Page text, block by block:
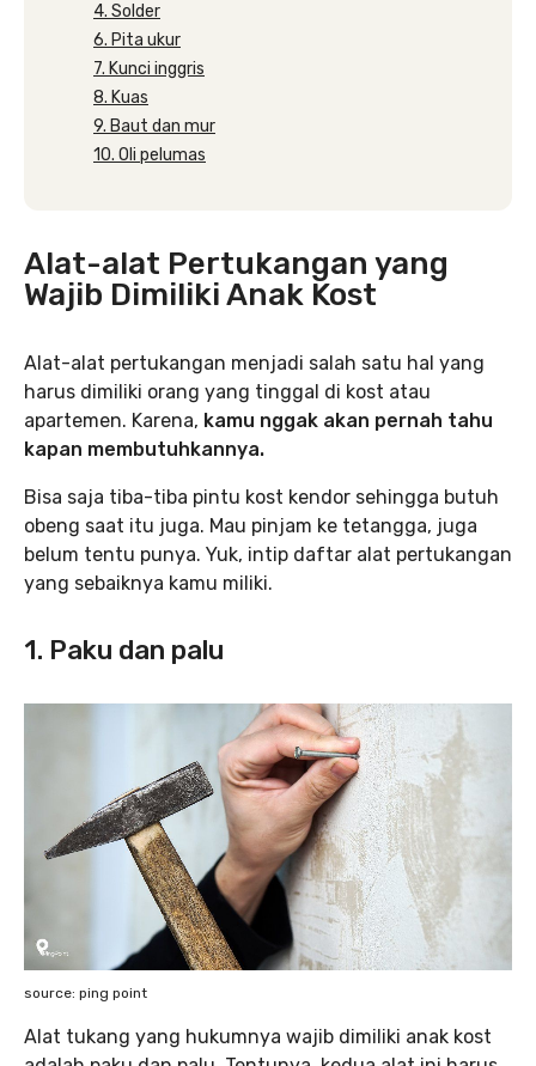
4. Solder
6. Pita ukur
7. Kunci inggris
8. Kuas
9. Baut dan mur
10. Oli pelumas
Alat-alat Pertukangan yang
Wajib Dimiliki Anak Kost
Alat-alat pertukangan menjadi salah satu hal yang
harus dimiliki orang yang tinggal di kost atau
apartemen. Karena, kamu nggak akan pernah tahu
kapan membutuhkannya.
Bisa saja tiba-tiba pintu kost kendor sehingga butuh
obeng saat itu juga. Mau pinjam ke tetangga, juga
belum tentu punya. Yuk, intip daftar alat pertukangan
yang sebaiknya kamu miliki.
1. Paku dan palu
source: ping point
Alat tukang yang hukumnya wajib dimiliki anak kost